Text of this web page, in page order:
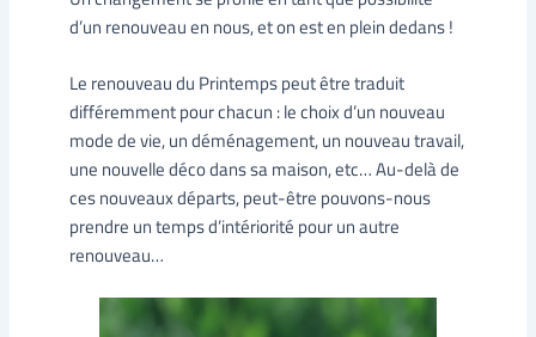
d’un renouveau en nous, et on est en plein dedans !
Le renouveau du Printemps peut être traduit
différemment pour chacun : le choix d’un nouveau
mode de vie, un déménagement, un nouveau travail,
une nouvelle déco dans sa maison, etc… Au-delà de
ces nouveaux départs, peut-être pouvons-nous
prendre un temps d’intériorité pour un autre
renouveau…